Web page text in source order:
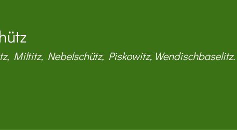
Miltitz, Nebelschütz, Piskowitz, Wendischbaselitz.